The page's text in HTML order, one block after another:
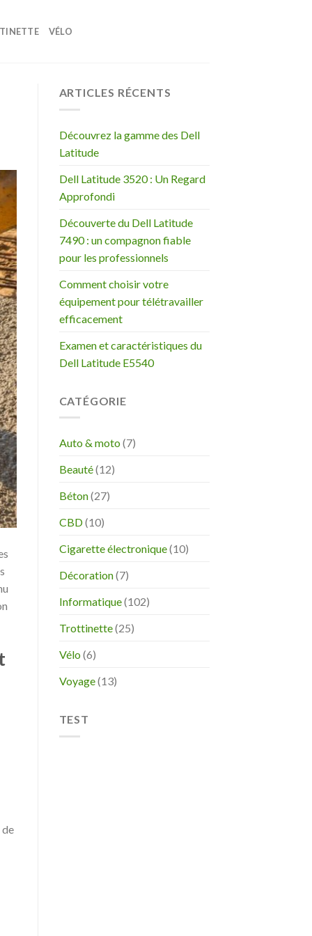
VÉLO
de
ARTICLES RÉCENTS
Découvrez la gamme des Dell
Latitude
Dell Latitude 3520 : Un Regard
Approfondi
Découverte du Dell Latitude
7490 : un compagnon fiable
pour les professionnels
Comment choisir votre
équipement pour télétravailler
efficacement
Examen et caractéristiques du
Dell Latitude E5540
CATÉGORIE
Auto & moto(7)
Beauté(12)
Béton(27)
CBD(10)
Cigarette électronique(10)
Décoration(7)
Informatique(102)
Trottinette(25)
Vélo(6)
Voyage(13)
TEST